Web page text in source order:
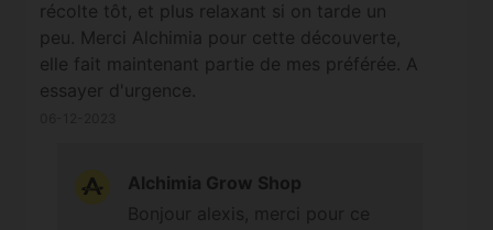
récolte tôt, et plus relaxant si on tarde un
peu. Merci Alchimia pour cette découverte,
elle fait maintenant partie de mes préférée. A
essayer d'urgence.
Alchimia Grow Shop